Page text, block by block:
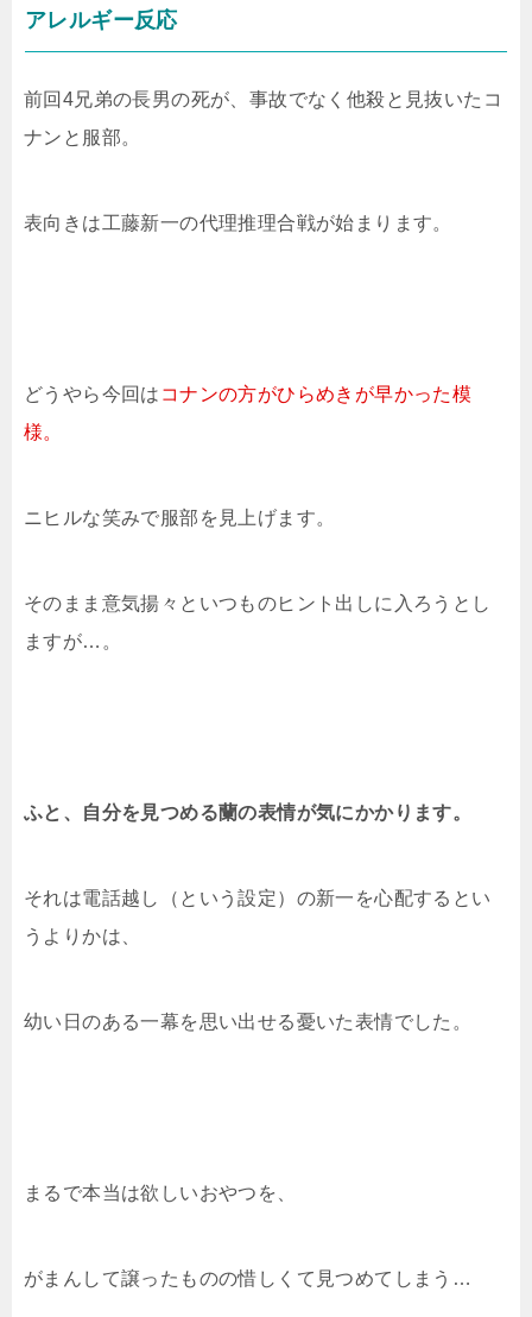
アレルギー反応
前回4兄弟の長男の死が、事故でなく他殺と見抜いたコ
ナンと服部。
表向きは工藤新一の代理推理合戦が始まります。
どうやら今回は コナンの方がひらめきが早かった模
様。
ニヒルな笑みで服部を見上げます。
そのまま意気揚々といつものヒント出しに入ろうとし
ますが…。
ふと、自分を見つめる蘭の表情が気にかかります。
それは電話越し（という設定）の新一を心配するとい
うよりかは、
幼い日のある一幕を思い出せる憂いた表情でした。
まるで本当は欲しいおやつを、
がまんして譲ったものの惜しくて見つめてしまう…